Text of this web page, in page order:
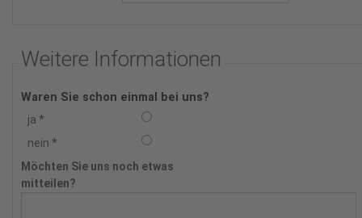
Weitere Informationen
Waren Sie schon einmal bei uns?
ja *
nein *
Möchten Sie uns noch etwas
mitteilen?